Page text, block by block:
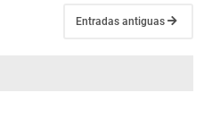
Entradas antiguas